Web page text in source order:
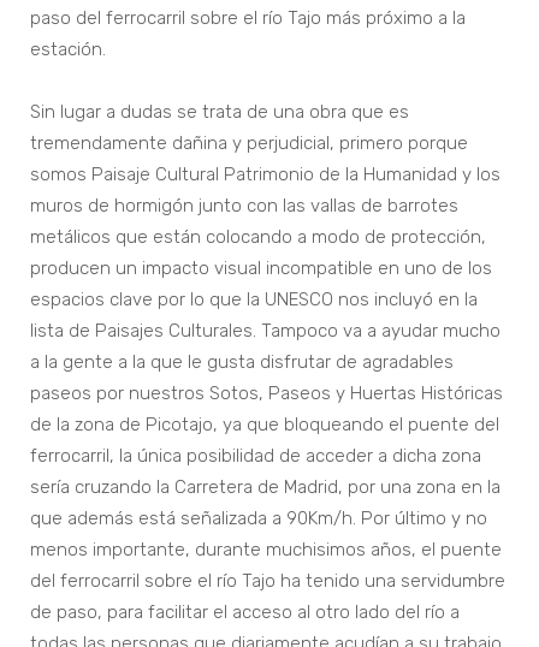
paso del ferrocarril sobre el río Tajo más próximo a la
estación.
Sin lugar a dudas se trata de una obra que es
tremendamente dañina y perjudicial, primero porque
somos Paisaje Cultural Patrimonio de la Humanidad y los
muros de hormigón junto con las vallas de barrotes
metálicos que están colocando a modo de protección,
producen un impacto visual incompatible en uno de los
espacios clave por lo que la UNESCO nos incluyó en la
lista de Paisajes Culturales. Tampoco va a ayudar mucho
a la gente a la que le gusta disfrutar de agradables
paseos por nuestros Sotos, Paseos y Huertas Históricas
de la zona de Picotajo, ya que bloqueando el puente del
ferrocarril, la única posibilidad de acceder a dicha zona
sería cruzando la Carretera de Madrid, por una zona en la
que además está señalizada a 90Km/h. Por último y no
menos importante, durante muchisimos años, el puente
del ferrocarril sobre el río Tajo ha tenido una servidumbre
de paso, para facilitar el acceso al otro lado del río a